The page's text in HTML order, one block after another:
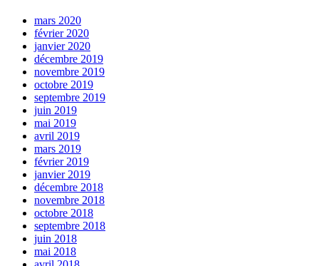
mars 2020
février 2020
janvier 2020
décembre 2019
novembre 2019
octobre 2019
septembre 2019
juin 2019
mai 2019
avril 2019
mars 2019
février 2019
janvier 2019
décembre 2018
novembre 2018
octobre 2018
septembre 2018
juin 2018
mai 2018